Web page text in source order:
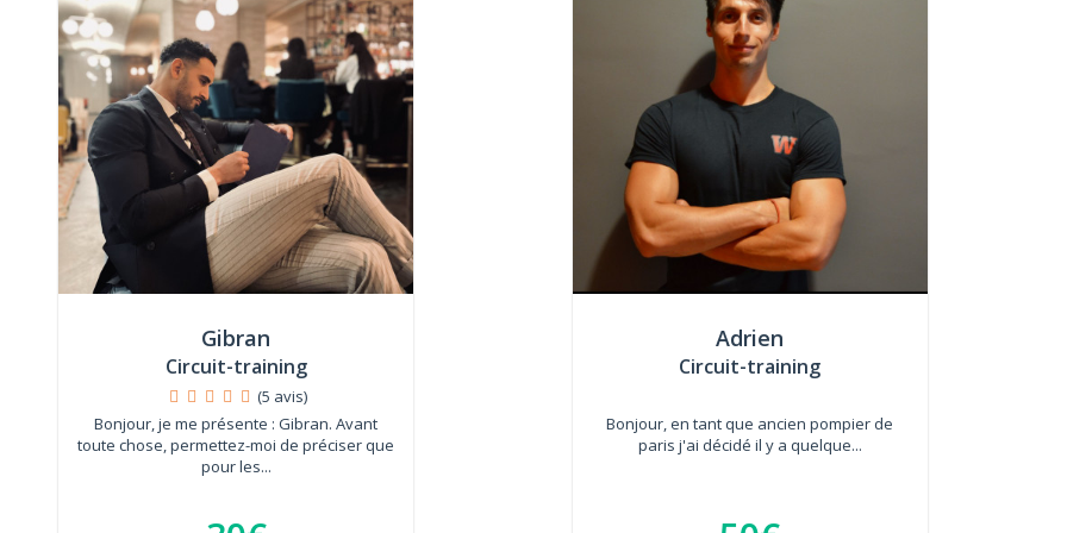
Gibran
Circuit-training
(5 avis)
Bonjour, je me présente : Gibran. Avant
toute chose, permettez-moi de préciser que
pour les...
Adrien
Circuit-training
Bonjour, en tant que ancien pompier de
paris j'ai décidé il y a quelque...